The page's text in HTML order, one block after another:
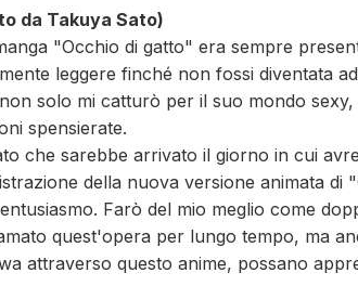
da Takuya Sato)
"Occhio di gatto" era sempre
leggere finché non fossi diventata
solo mi catturò per il suo mondo
spensierate.
che sarebbe arrivato il giorno in cui
della nuova versione animata di
Farò del mio meglio come
quest'opera per lungo tempo, ma
attraverso questo anime, possano